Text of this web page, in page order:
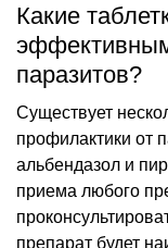
Какие
паразитов?
Существует
профилактики от
альбендазол и
приема любого
препарат будет